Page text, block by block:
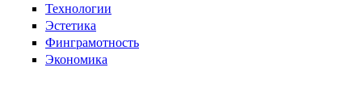
Технологии
Эстетика
Финграмотность
Экономика